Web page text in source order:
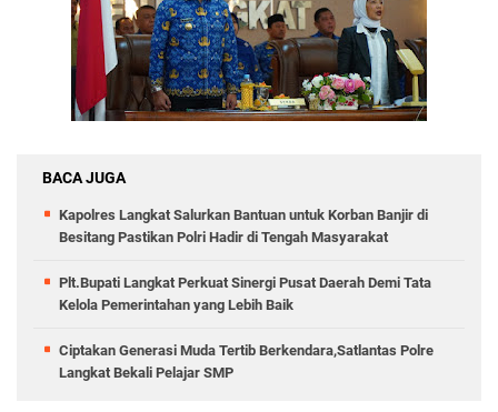
BACA JUGA
Kapolres Langkat Salurkan Bantuan untuk Korban Banjir di
Besitang Pastikan Polri Hadir di Tengah Masyarakat
Plt.Bupati Langkat Perkuat Sinergi Pusat Daerah Demi Tata
Kelola Pemerintahan yang Lebih Baik
Ciptakan Generasi Muda Tertib Berkendara,Satlantas Polre
Langkat Bekali Pelajar SMP